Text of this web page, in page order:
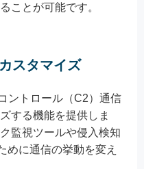
ことが可能です。
スタマイズ
ントロール（C2）通信
する機能を提供しま
監視ツールや侵入検知
めに通信の挙動を変え